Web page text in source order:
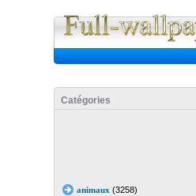
Catégories
animaux (3258)